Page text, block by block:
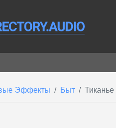
Эффекты Быт